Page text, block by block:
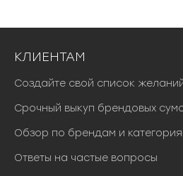
КЛИЕНТАМ
Создайте свой список
Срочный выкуп брендовых
Обзор по брендам и
Ответы на частые вопросы